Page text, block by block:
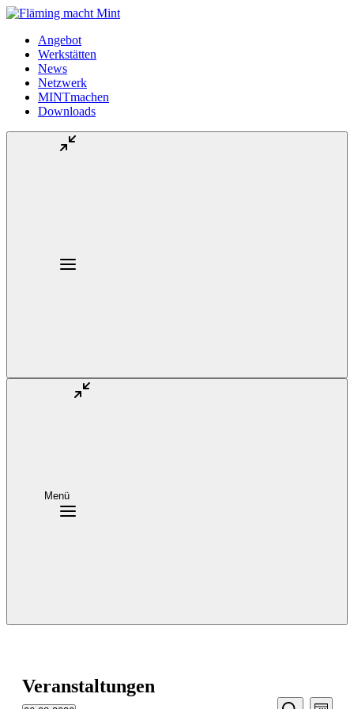
Angebot
Werkstätten
News
Netzwerk
MINTmachen
Downloads
Menü
Veranstaltungen